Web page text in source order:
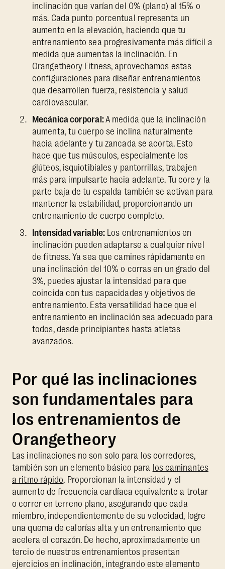
inclinación que varían del 0% (plano) al 15% o
más. Cada punto porcentual representa un
aumento en la elevación, haciendo que tu
entrenamiento sea progresivamente más difícil a
medida que aumentas la inclinación. En
Orangetheory Fitness, aprovechamos estas
configuraciones para diseñar entrenamientos
que desarrollen fuerza, resistencia y salud
cardiovascular.
Mecánica corporal:A medida que la inclinación
aumenta, tu cuerpo se inclina naturalmente
hacia adelante y tu zancada se acorta. Esto
hace que tus músculos, especialmente los
glúteos, isquiotibiales y pantorrillas, trabajen
más para impulsarte hacia adelante. Tu core y la
parte baja de tu espalda también se activan para
mantener la estabilidad, proporcionando un
entrenamiento de cuerpo completo.
Intensidad variable: Los entrenamientos en
inclinación pueden adaptarse a cualquier nivel
de fitness. Ya sea que camines rápidamente en
una inclinación del 10% o corras en un grado del
3%, puedes ajustar la intensidad para que
coincida con tus capacidades y objetivos de
entrenamiento. Esta versatilidad hace que el
entrenamiento en inclinación sea adecuado para
todos, desde principiantes hasta atletas
avanzados.
Por qué las inclinaciones
son fundamentales para
los entrenamientos de
Orangetheory
Las inclinaciones no son solo para los corredores,
también son un elemento básico para los caminantes
a ritmo rápido. Proporcionan la intensidad y el
aumento de frecuencia cardíaca equivalente a trotar
o correr en terreno plano, asegurando que cada
miembro, independientemente de su velocidad, logre
una quema de calorías alta y un entrenamiento que
acelera el corazón. De hecho, aproximadamente un
tercio de nuestros entrenamientos presentan
ejercicios en inclinación, integrando este elemento